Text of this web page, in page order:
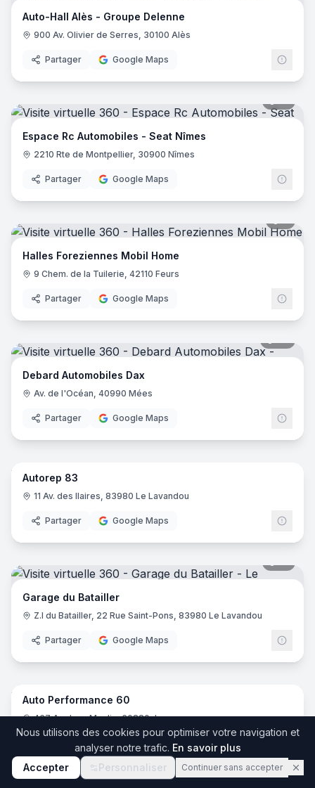
Auto-Hall Alès - Groupe Delenne
900 Av. Olivier de Serres, 30100 Alès
Partager Google Maps
Espace Rc Automobiles - Seat Nîmes
2210 Rte de Montpellier, 30900 Nîmes
Partager Google Maps
Halles Foreziennes Mobil Home
9 Chem. de la Tuilerie, 42110 Feurs
Partager Google Maps
Debard Automobiles Dax
Av. de l'Océan, 40990 Mées
Partager Google Maps
7
Autorep 83
11 Av. des Ilaires, 83980 Le Lavandou
Partager Google Maps
Garage du Batailler
Z.I du Batailler, 22 Rue Saint-Pons, 83980 Le Lavandou
Partager Google Maps
11
Auto Performance 60
467 Av. Jean Moulin, 60880 Jaux
Google Maps
Nous utilisons des cookies pour optimiser votre navigation et
analyser notre trafic. En savoir plus
Accepter
Personnaliser Continuer sans accepter